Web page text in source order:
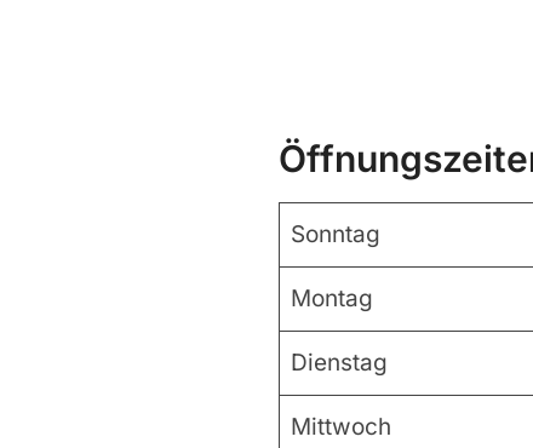
Sonntag
Montag
Dienstag
Mittwoch